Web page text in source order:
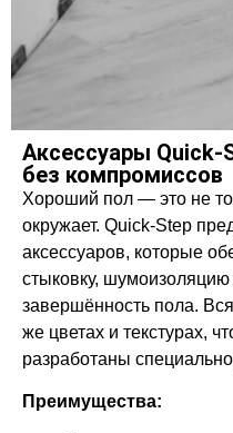
Аксессуары
без компромиссов
Хороший пол — это не
окружает. Quick‑Step
аксессуаров, которые
стыковку, шумоизоляцию
завершённость пола.
же цветах и текстурах,
разработаны
Преимущества: